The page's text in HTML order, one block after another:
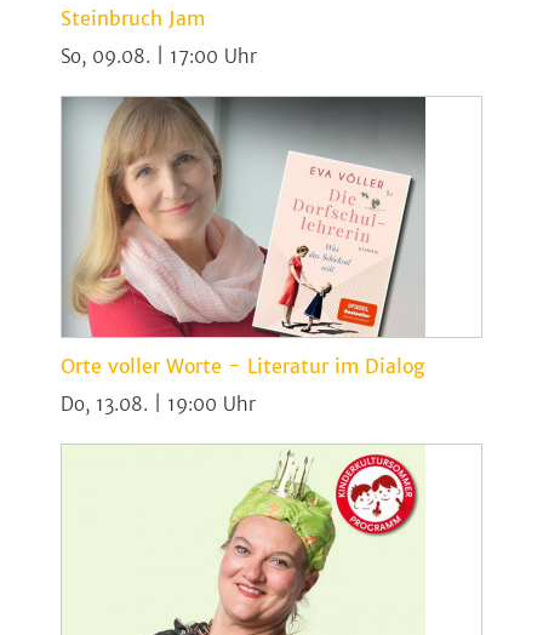
Steinbruch Jam
So, 09.08. | 17:00
Orte voller Worte - Literatur im Dialog
Do, 13.08. | 19:00